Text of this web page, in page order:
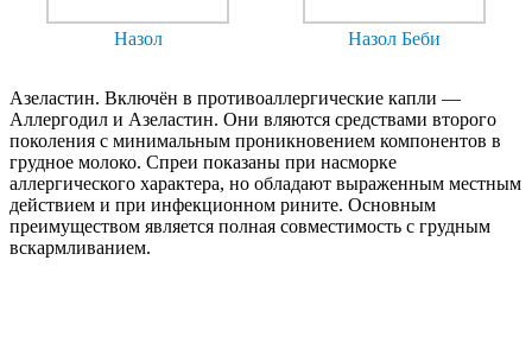
Назол Назол Беби
Азеластин. Включён в противоаллергические капли —
Аллергодил и Азеластин. Они вляются средствами второго
поколения с минимальным проникновением компонентов в
грудное молоко. Спреи показаны при насморке
аллергического характера, но обладают выраженным местным
действием и при инфекционном рините. Основным
преимуществом является полная совместимость с грудным
вскармливанием.